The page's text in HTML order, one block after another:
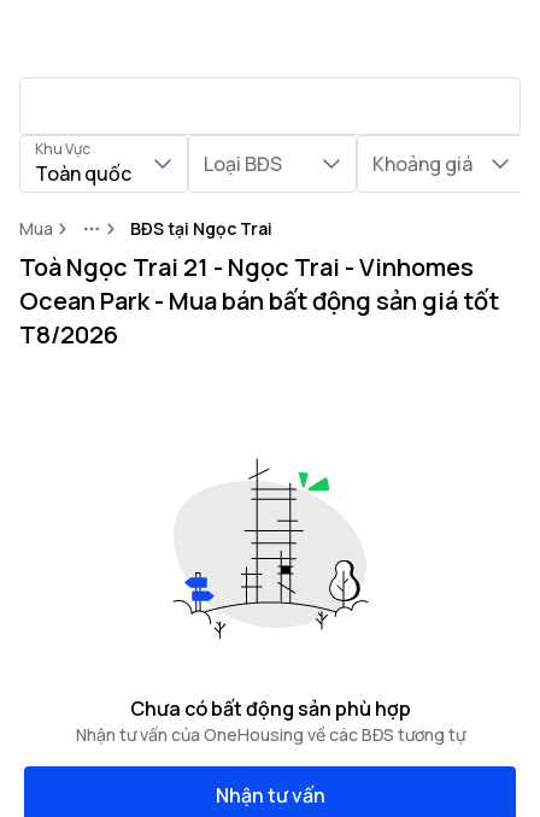
Khu Vực
Toàn quốc Loại BĐS Khoảng giá
Mua MoreBĐS tại Ngọc Trai
Toà Ngọc Trai 21 - Ngọc Trai - Vinhomes
Ocean Park - Mua bán bất động sản giá tốt
T8/2026
Chưa có bất động sản phù hợp
Nhận tư vấn của OneHousing về các BĐS tương tự
Nhận tư vấn